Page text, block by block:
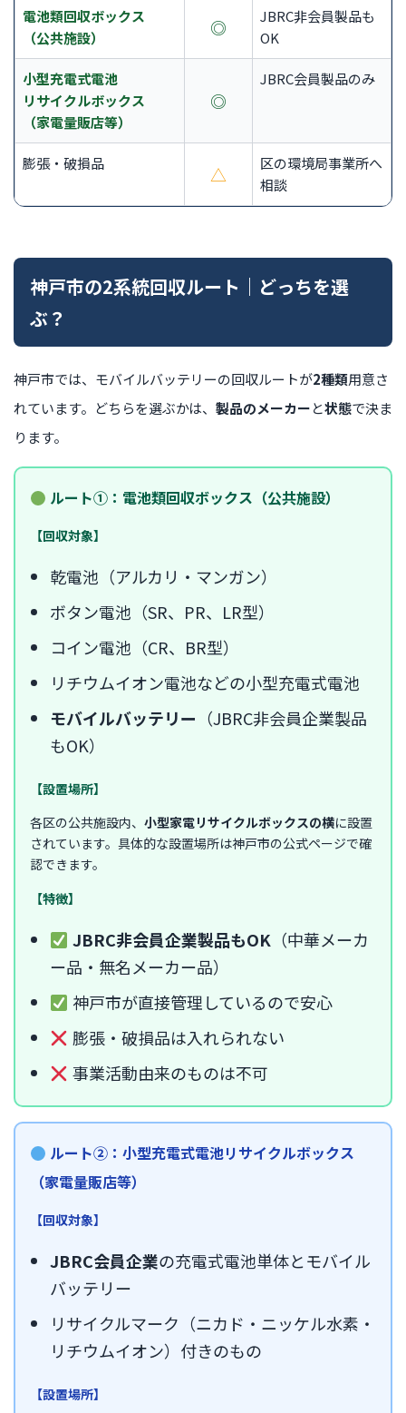
電池類回収ボックス
（公共施設）
◎
JBRC非会員製品も
OK
小型充電式電池
リサイクルボックス
（家電量販店等）
◎
JBRC会員製品のみ
膨張・破損品 △
区の環境局事業所へ
相談
神戸市の2系統回収ルート｜どっちを選
ぶ？
神戸市では、モバイルバッテリーの回収ルートが2種類用意さ
れています。どちらを選ぶかは、 製品のメーカーと状態で決ま
ります。
ルート①：電池類回収ボックス（公共施設）
【回収対象】
乾電池（アルカリ・マンガン）
ボタン電池（SR、PR、LR型）
コイン電池（CR、BR型）
リチウムイオン電池などの小型充電式電池
モバイルバッテリー （JBRC非会員企業製品
もOK）
【設置場所】
各区の公共施設内、 小型家電リサイクルボックスの横に設置
されています。具体的な設置場所は神戸市の公式ページで確
認できます。
【特徴】
JBRC非会員企業製品もOK（中華メーカ
ー品・無名メーカー品）
神戸市が直接管理しているので安心
膨張・破損品は入れられない
事業活動由来のものは不可
ルート②：小型充電式電池リサイクルボックス
（家電量販店等）
【回収対象】
JBRC会員企業の充電式電池単体とモバイル
バッテリー
リサイクルマーク（ニカド・ニッケル水素・
リチウムイオン）付きのもの
【設置場所】